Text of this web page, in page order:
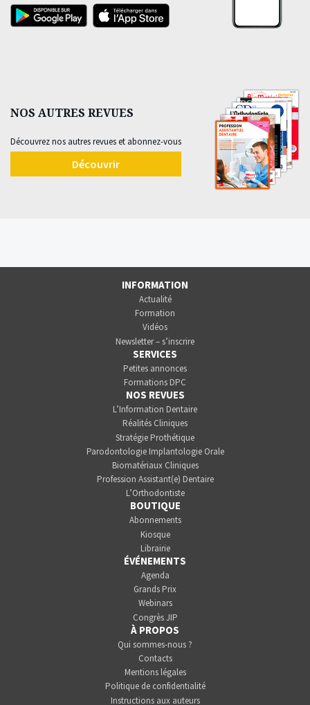
NOS AUTRES REVUES
Découvrez nos autres revues et abonnez-vous
Découvrir
INFORMATION
Actualité
Formation
Vidéos
Newsletter – s’inscrire
SERVICES
Petites annonces
Formations DPC
NOS REVUES
L’Information Dentaire
Réalités Cliniques
Stratégie Prothétique
Parodontologie Implantologie Orale
Biomatériaux Cliniques
Profession Assistant(e) Dentaire
L’Orthodontiste
BOUTIQUE
Abonnements
Kiosque
Librairie
ÉVÉNEMENTS
Agenda
Grands Prix
Webinars
Congrès JIP
À PROPOS
Qui sommes-nous ?
Contacts
Mentions légales
Politique de confidentialité
Instructions aux auteurs